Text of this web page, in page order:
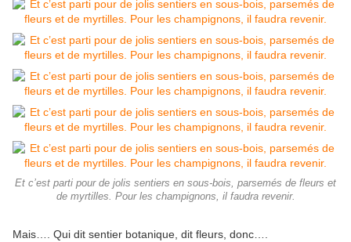
Et c’est parti pour de jolis sentiers en sous-bois, parsemés de fleurs et
de myrtilles. Pour les champignons, il faudra revenir.
Mais…. Qui dit sentier botanique, dit fleurs, donc….